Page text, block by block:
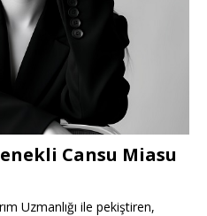
Cansu Miasu
Uzmanlığı ile pekiştiren,